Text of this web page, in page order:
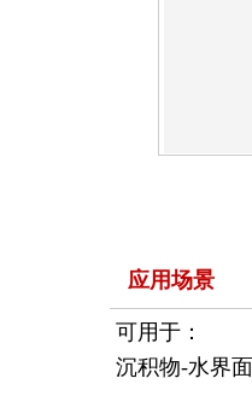
应用场景
可用于：
沉积物-水界